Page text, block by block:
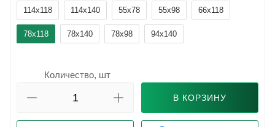
114x118 114x140 55x78 55x98 66x118
78x118 78x140 78x98 94x140
Количество, шт
В КОРЗИНУ